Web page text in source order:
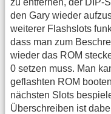
den Gary wieder
weiterer Flashslots
dass man zum
wieder das ROM
0 setzen muss. Man
geflashten ROM
nächsten Slots
Überschreiben ist